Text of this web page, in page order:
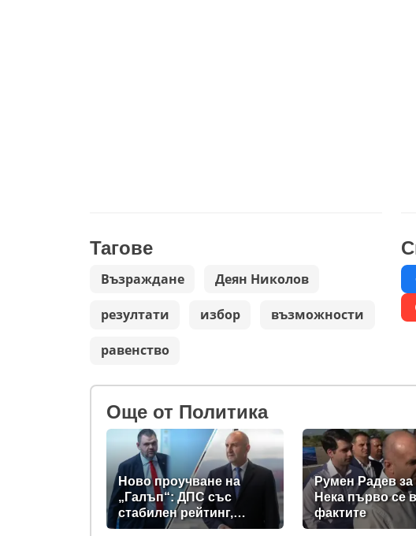
Тагове
Възраждане Деян Николов
резултати избор възможности
равенство
Oще от Политика
Ново проучване на
„Галъп“: ДПС със
стабилен рейтинг,
подкрепата към Радев
Румен Радев
Нека първо се
фактите